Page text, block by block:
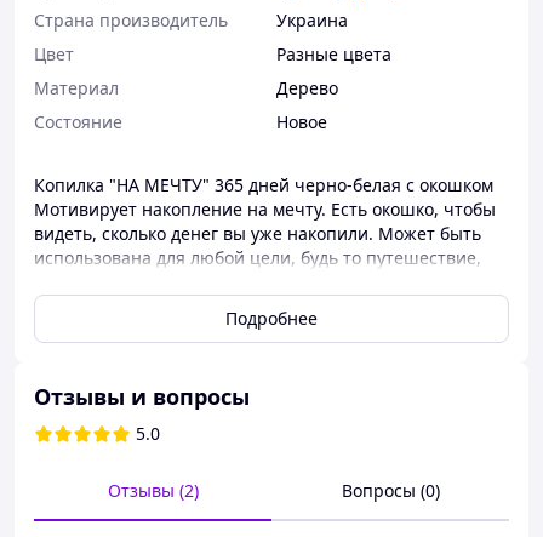
Страна производитель
Украина
Цвет
Разные цвета
Материал
Дерево
Состояние
Новое
Копилка "НА МЕЧТУ" 365 дней черно-белая с окошком
Мотивирует накопление на мечту. Есть окошко, чтобы
видеть, сколько денег вы уже накопили. Может быть
использована для любой цели, будь то путешествие,
немного денег. Стильный и элегантный дизайн,
который впишется в любой интерьер. Материал:
Подробнее
Отзывы и вопросы
5.0
Отзывы (2) Вопросы (0)